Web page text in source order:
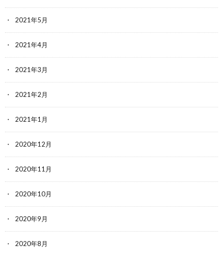
2021年5月
2021年4月
2021年3月
2021年2月
2021年1月
2020年12月
2020年11月
2020年10月
2020年9月
2020年8月